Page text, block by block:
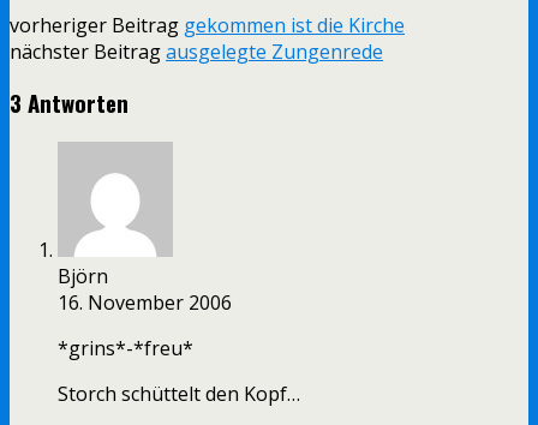
vorheriger Beitrag gekommen ist die Kirche
nächster Beitragausgelegte Zungenrede
3 Antworten
Björn
16. November 2006
*grins*-*freu*
Storch schüttelt den Kopf…